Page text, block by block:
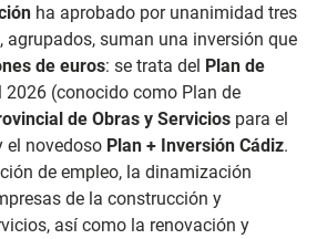
ha aprobado por unanimidad tres
agrupados, suman una inversión que
de euros: se trata del Plan de
l 2026 (conocido como Plan de
de Obras y Servicios para el
el novedoso Plan + Inversión Cádiz.
de empleo, la dinamización
de la construcción y
así como la renovación y